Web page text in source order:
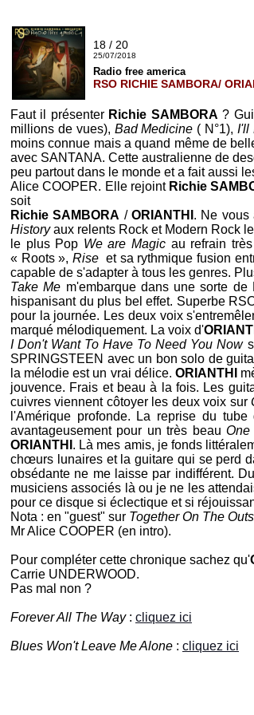
18 / 20
25/07/2018
Radio free america
RSO RICHIE SAMBORA/
Faut il présenter Richie SAMBORA ?
millions de vues), Bad Medicine ( N°1), I'll
moins connue mais a quand même de
avec SANTANA. Cette australienne de
peu partout dans le monde et a fait aussi
Alice COOPER. Elle rejoint Richie
soit
Richie SAMBORA /ORIANTHI . Ne vous
Historyaux relents Rock et Modern Rock
le plus Pop We are Magicau refrain très
« Roots », Rise et sa rythmique fusion
capable de s'adapter à tous les genres.
Take Me m'embarque dans une sorte
hispanisant du plus bel effet. Superbe
pour la journée. Les deux voix
marqué mélodiquement. La voix d'
I Don't Want To Have To Need You Now
SPRINGSTEEN avec un bon solo de
la mélodie est un vrai délice. ORIANTHI
jouvence. Frais et beau à la fois. Les
cuivres viennent côtoyer les deux voix sur
l'Amérique profonde. La reprise du tube
avantageusement pour un très beau
ORIANTHI . Là mes amis, je fonds
chœurs lunaires et la guitare qui se perd
obsédante ne me laisse par indifférent. Du
musiciens associés là ou je ne les
pour ce disque si éclectique et si
Nota : en "guest" sur Together On The
MrAlice COOPER (en intro).
Pour compléter cette chronique sachez qu'
Carrie UNDERWOOD.
Pas mal non ?
Forever All The Way: cliquez ici
Blues Won't Leave Me Alone : cliquez ici